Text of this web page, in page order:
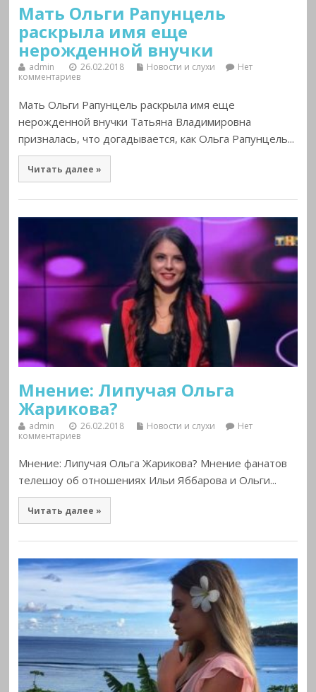
Мать Ольги Рапунцель
раскрыла имя еще
нерожденной внучки
admin 26.02.2018 Новости и слухи
Нет
комментариев
Мать Ольги Рапунцель раскрыла имя еще
нерожденной внучки Татьяна Владимировна
призналась, что догадывается, как Ольга Рапунцель...
Читать далее »
Мнение: Липучая Ольга
Жарикова?
admin 26.02.2018 Новости и слухи
Нет
комментариев
Мнение: Липучая Ольга Жарикова? Мнение фанатов
телешоу об отношениях Ильи Яббарова и Ольги...
Читать далее »